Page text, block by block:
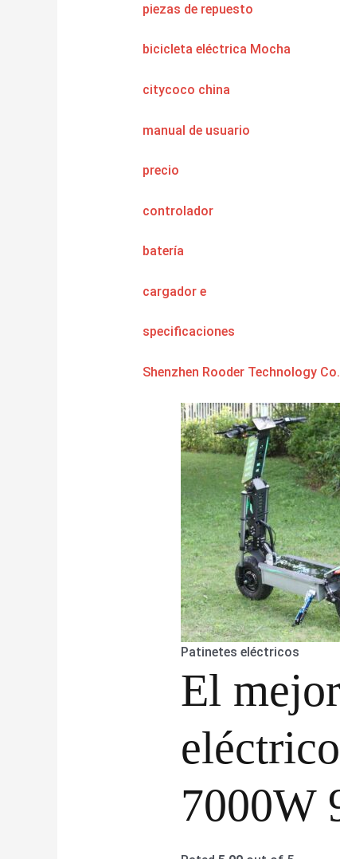
piezas de repuesto
bicicleta eléctrica Mocha
citycoco china
manual de usuario
precio
controlador
batería
cargador e
specificaciones
Shenzhen Rooder Technology
Patinetes eléctricos
El
7000W